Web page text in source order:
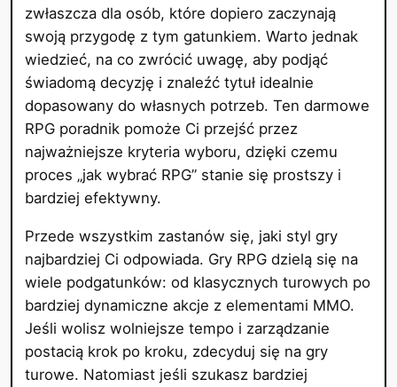
zwłaszcza dla osób, które dopiero zaczynają
swoją przygodę z tym gatunkiem. Warto jednak
wiedzieć, na co zwrócić uwagę, aby podjąć
świadomą decyzję i znaleźć tytuł idealnie
dopasowany do własnych potrzeb. Ten darmowe
RPG poradnik pomoże Ci przejść przez
najważniejsze kryteria wyboru, dzięki czemu
proces „jak wybrać RPG” stanie się prostszy i
bardziej efektywny.
Przede wszystkim zastanów się, jaki styl gry
najbardziej Ci odpowiada. Gry RPG dzielą się na
wiele podgatunków: od klasycznych turowych po
bardziej dynamiczne akcje z elementami MMO.
Jeśli wolisz wolniejsze tempo i zarządzanie
postacią krok po kroku, zdecyduj się na gry
turowe. Natomiast jeśli szukasz bardziej